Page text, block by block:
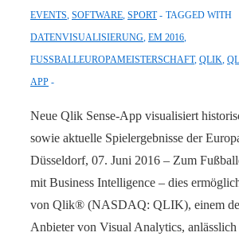
EVENTS, SOFTWARE, SPORT
TAGGED WITH
DATENVISUALISIERUNG, EM 2016,
FUSSBALLEUROPAMEISTERSCHAFT , QLIK,
APP
Neue Qlik Sense-App visualisiert
sowie aktuelle Spielergebnisse der
Düsseldorf, 07. Juni 2016 – Zum
mit Business Intelligence – dies
von Qlik® (NASDAQ: QLIK), einem
Anbieter von Visual Analytics,